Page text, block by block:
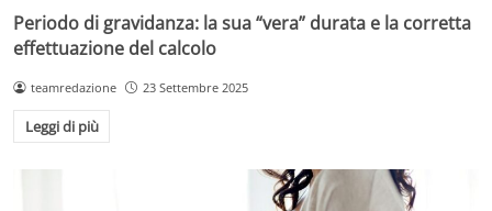
Periodo di gravidanza: la sua “vera” durata e la corretta
effettuazione del calcolo
teamredazione 23 Settembre 2025
Leggi di più